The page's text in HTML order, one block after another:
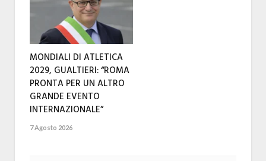
MONDIALI DI ATLETICA
2029, GUALTIERI: “ROMA
PRONTA PER UN ALTRO
GRANDE EVENTO
INTERNAZIONALE”
7 Agosto 2026